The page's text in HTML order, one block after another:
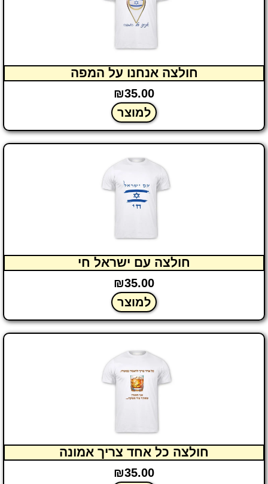
חולצה אנחנו על המפה
₪35.00
למוצר
חולצה עם ישראל חי
₪35.00
למוצר
חולצה כל אחד צריך אמונה
₪35.00